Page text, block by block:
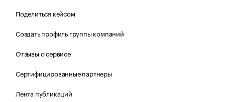
Поделиться кейсом
Создать профиль группы компаний
Отзывы о сервисе
Сертифицированные партнеры
Лента публикаций